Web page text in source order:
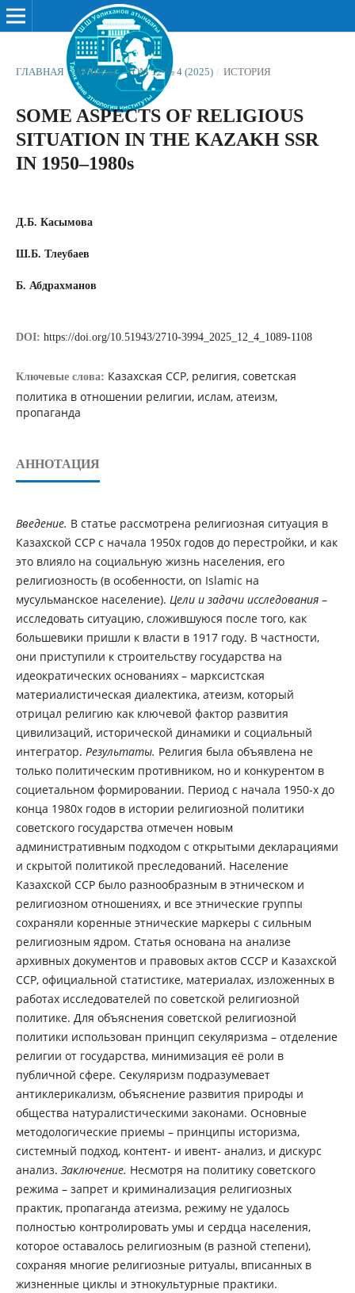
ГЛАВНАЯ / АРХИВЫ / ТОМ 12 № 4 (2025) / ИСТОРИЯ
SOME ASPECTS OF RELIGIOUS
SITUATION IN THE KAZAKH SSR
IN 1950–1980s
Д.Б. Касымова
Ш.Б. Тлеубаев
Б. Абдрахманов
DOI: https://doi.org/10.51943/2710-3994_2025_12_4_1089-1108
Ключевые слова: Казахская ССР, религия, советская
политика в отношении религии, ислам, атеизм,
пропаганда
АННОТАЦИЯ
Введение. В статье рассмотрена религиозная ситуация в
Казахской ССР с начала 1950х годов до перестройки, и как
это влияло на социальную жизнь населения, его
религиозность (в особенности, on Islamic на
мусульманское население). Цели и задачи исследования–
исследовать ситуацию, сложившуюся после того, как
большевики пришли к власти в 1917 году. В частности,
они приступили к строительству государства на
идеократических основаниях – марксистская
материалистическая диалектика, атеизм, который
отрицал религию как ключевой фактор развития
цивилизаций, исторической динамики и социальный
интегратор. Результаты. Религия была объявлена не
только политическим противником, но и конкурентом в
социетальном формировании. Период с начала 1950-х до
конца 1980х годов в истории религиозной политики
советского государства отмечен новым
административным подходом с открытыми декларациями
и скрытой политикой преследований. Население
Казахской ССР было разнообразным в этническом и
религиозном отношениях, и все этнические группы
сохраняли коренные этнические маркеры с сильным
религиозным ядром. Статья основана на анализе
архивных документов и правовых актов СССР и Казахской
ССР, официальной статистике, материалах, изложенных в
работах исследователей по советской религиозной
политике. Для объяснения советской религиозной
политики использован принцип секуляризма – отделение
религии от государства, минимизация её роли в
публичной сфере. Секуляризм подразумевает
антиклерикализм, объяснение развития природы и
общества натуралистическими законами. Основные
методологические приемы – принципы историзма,
системный подход, контент- и ивент- анализ, и дискурс
анализ. Заключение. Несмотря на политику советского
режима – запрет и криминализация религиозных
практик, пропаганда атеизма, режиму не удалось
полностью контролировать умы и сердца населения,
которое оставалось религиозным (в разной степени),
сохраняя многие религиозные ритуалы, вписанных в
жизненные циклы и этнокультурные практики.